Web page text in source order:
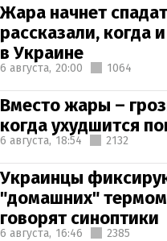
Жара начнет
рассказали, когда
в Украине
6 августа, 20:00 1064
Вместо жары –
когда ухудшится
6 августа, 18:54 2132
Украинцы
"домашних"
говорят синоптики
6 августа, 16:46 2385